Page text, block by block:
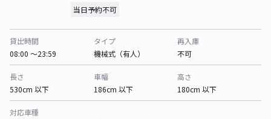
当日予約不可
貸出時間
08:00 〜23:59
タイプ
機械式（有人）
再入庫
不可
長さ
530cm 以下
車幅
186cm 以下
高さ
180cm 以下
対応車種